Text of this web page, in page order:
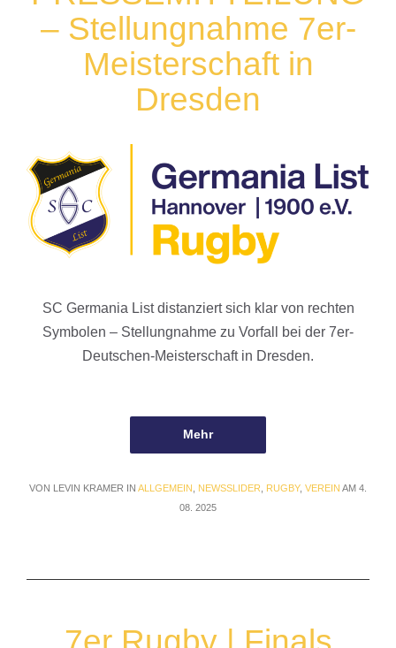
– Stellungnahme 7er-
Meisterschaft in
Dresden
SC Germania List distanziert sich klar von rechten
Symbolen – Stellungnahme zu Vorfall bei der 7er-
Deutschen-Meisterschaft in Dresden.
Mehr
VON LEVIN KRAMER IN ALLGEMEIN, NEWSSLIDER, RUGBY, VEREIN AM 4.
08. 2025